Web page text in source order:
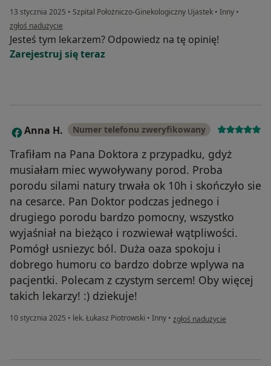
13 stycznia 2025 • Szpital Położniczo-Ginekologiczny Ujastek • Inny •
w opinii użytkownika Alicja
zgłoś nadużycie
Jesteś tym lekarzem? Odpowiedz na tę opinię!
Zarejestruj się teraz
A Anna H. Numer telefonu zweryfikowany
Trafiłam na Pana Doktora z przypadku, gdyż
musiałam miec wywoływany porod. Proba
porodu silami natury trwała ok 10h i skończyło sie
na cesarce. Pan Doktor podczas jednego i
drugiego porodu bardzo pomocny, wszystko
wyjaśniał na bieżąco i rozwiewał wątpliwości.
Pomógł usniezyc ból. Duża oaza spokoju i
dobrego humoru co bardzo dobrze wplywa na
pacjentki. Polecam z czystym sercem! Oby więcej
takich lekarzy! :) dziekuje!
10 stycznia 2025 • lek. Łukasz Piotrowski • Inny • w opinii użytkownika Anna H.
zgłoś nadużycie